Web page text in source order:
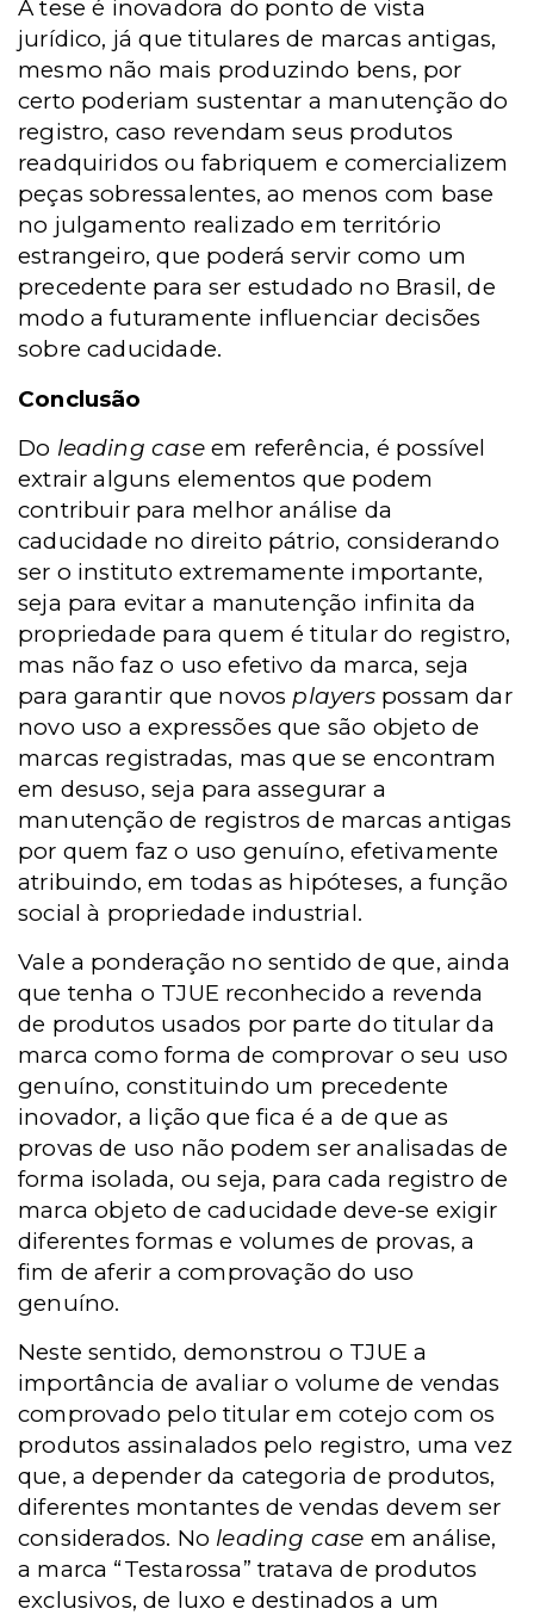
A tese é inovadora do ponto de vista
jurídico, já que titulares de marcas antigas,
mesmo não mais produzindo bens, por
certo poderiam sustentar a manutenção do
registro, caso revendam seus produtos
readquiridos ou fabriquem e comercializem
peças sobressalentes, ao menos com base
no julgamento realizado em território
estrangeiro, que poderá servir como um
precedente para ser estudado no Brasil, de
modo a futuramente influenciar decisões
sobre caducidade.
Conclusão
Do leading caseem referência, é possível
extrair alguns elementos que podem
contribuir para melhor análise da
caducidade no direito pátrio, considerando
ser o instituto extremamente importante,
seja para evitar a manutenção infinita da
propriedade para quem é titular do registro,
mas não faz o uso efetivo da marca, seja
para garantir que novos players possam dar
novo uso a expressões que são objeto de
marcas registradas, mas que se encontram
em desuso, seja para assegurar a
manutenção de registros de marcas antigas
por quem faz o uso genuíno, efetivamente
atribuindo, em todas as hipóteses, a função
social à propriedade industrial.
Vale a ponderação no sentido de que, ainda
que tenha o TJUE reconhecido a revenda
de produtos usados por parte do titular da
marca como forma de comprovar o seu uso
genuíno, constituindo um precedente
inovador, a lição que fica é a de que as
provas de uso não podem ser analisadas de
forma isolada, ou seja, para cada registro de
marca objeto de caducidade deve-se exigir
diferentes formas e volumes de provas, a
fim de aferir a comprovação do uso
genuíno.
Neste sentido, demonstrou o TJUE a
importância de avaliar o volume de vendas
comprovado pelo titular em cotejo com os
produtos assinalados pelo registro, uma vez
que, a depender da categoria de produtos,
diferentes montantes de vendas devem ser
considerados. No leading case em análise,
a marca “Testarossa” tratava de produtos
exclusivos, de luxo e destinados a um